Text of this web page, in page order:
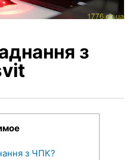
з
з ЧПК?